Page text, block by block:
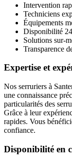
Intervention
Techniciens
Équipements
Disponibilité
Solutions sur-
Transparence
Expertise et
Nos serruriers à
une connaissance
particularités des
Grâce à leur
rapides. Vous
confiance.
Disponibilité en